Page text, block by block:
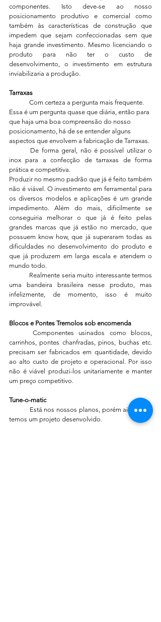
componentes. Isto deve-se ao nosso
posicionamento produtivo e comercial como
também às características de construção que
impedem que sejam confeccionadas sem que
haja grande investimento. Mesmo licenciando o
produto para não ter o custo de
desenvolvimento, o investimento em estrutura
inviabilizaria a produção.
Tarraxas
Essa é um pergunta quase que diária, então para
que haja uma boa compreensão do nosso
posicionamento, há de se entender alguns
aspectos que envolvem a fabricação de Tarraxas.
inox para a confecção de tarraxas de forma
prática e competitiva.
Produzir no mesmo padrão que já é feito também
não é viável. O investimento em ferramental para
os diversos modelos e aplicações é um grande
impedimento. Além do mais, dificilmente se
conseguiria melhorar o que já é feito pelas
grandes marcas que já estão no mercado, que
possuem know how, que já superaram todas as
dificuldades no desenvolvimento do produto e
que já produzem em larga escala e atendem o
mundo todo.
uma bandeira brasileira nesse produto, mas
infelizmente, de momento, isso é muito
improvável.
Blocos e Pontes Tremolos sob encomenda
carrinhos, pontes chanfradas, pinos, buchas etc.
precisam ser fabricados em quantidade, devido
ao alto custo de projeto e operacional. Por isso
não é viável produzi-los unitariamente e manter
um preço competitivo.
Tune-o-matic
temos um projeto desenvolvido.